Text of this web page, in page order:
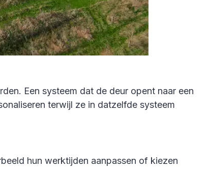
Een systeem dat de deur opent naar een
terwijl ze in datzelfde systeem
hun werktijden aanpassen of kiezen